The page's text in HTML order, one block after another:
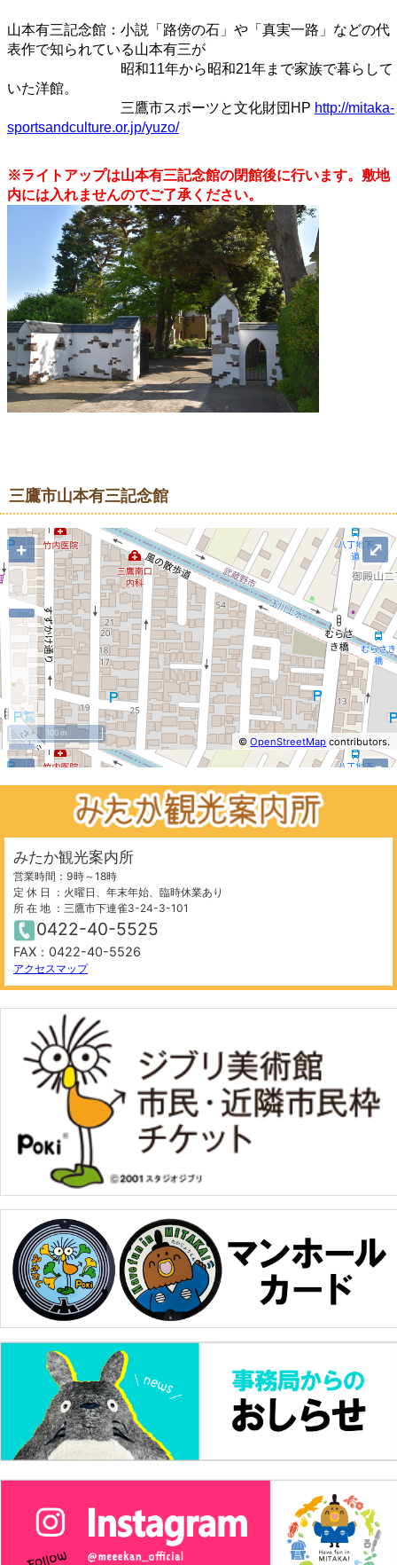
山本有三記念館：小説「路傍の石」や「真実一路」などの代
表作で知られている山本有三が
昭和11年から昭和21年まで家族で暮らして
いた洋館。
三鷹市スポーツと文化財団 HP http://mitaka-
sportsandculture.or.jp/yuzo/
※ライトアップは山本有三記念館の閉館後に行います。敷地
内には入れませんのでご了承ください。
三鷹市山本有三記念館
+
−
©OpenStreetMap contributors.
100 m
⤢
+
−
100 m
⤢
みたか観光案内所
営業時間：9時～18時
定 休 日 ：火曜日、年末年始、臨時休業あり
所 在 地 ：三鷹市下連雀3-24-3-101
0422-40-5525
FAX：0422-40-5526
アクセスマップ